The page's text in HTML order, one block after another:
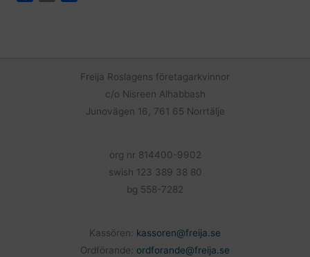
Freija Roslagens företagarkvinnor
c/o Nisreen Alhabbash
Junovägen 16, 761 65 Norrtälje
org nr 814400-9902
swish 123 389 38 80
bg 558-7282
Kassören: kassoren@freija.se
Ordförande: ordforande@freija.se